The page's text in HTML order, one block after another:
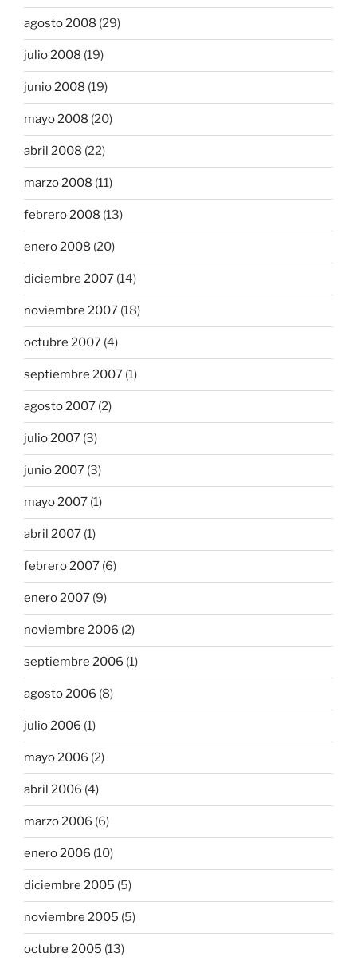
agosto 2008 (29)
julio 2008 (19)
junio 2008 (19)
mayo 2008 (20)
abril 2008 (22)
marzo 2008 (11)
febrero 2008 (13)
enero 2008 (20)
diciembre 2007 (14)
noviembre 2007 (18)
octubre 2007 (4)
septiembre 2007 (1)
agosto 2007 (2)
julio 2007 (3)
junio 2007 (3)
mayo 2007 (1)
abril 2007 (1)
febrero 2007 (6)
enero 2007 (9)
noviembre 2006 (2)
septiembre 2006 (1)
agosto 2006 (8)
julio 2006 (1)
mayo 2006 (2)
abril 2006 (4)
marzo 2006 (6)
enero 2006 (10)
diciembre 2005 (5)
noviembre 2005 (5)
octubre 2005 (13)